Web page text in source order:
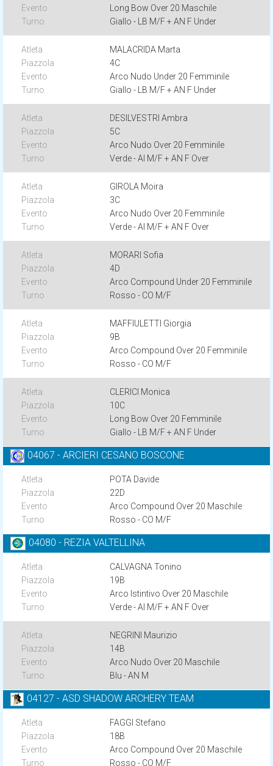
Long Bow Over 20 Maschile
Giallo - LB M/F + AN F Under
MALACRIDA Marta
4C
Arco Nudo Under 20 Femminile
Giallo - LB M/F + AN F Under
DESILVESTRI Ambra
5C
Arco Nudo Over 20 Femminile
Verde - AI M/F + AN F Over
GIROLA Moira
3C
Arco Nudo Over 20 Femminile
Verde - AI M/F + AN F Over
MORARI Sofia
4D
Arco Compound Under 20 Femminile
Rosso - CO M/F
MAFFIULETTI Giorgia
9B
Arco Compound Over 20 Femminile
Rosso - CO M/F
CLERICI Monica
10C
Long Bow Over 20 Femminile
Giallo - LB M/F + AN F Under
04067 - ARCIERI CESANO BOSCONE
POTA Davide
22D
Arco Compound Over 20 Maschile
Rosso - CO M/F
04080 - REZIA VALTELLINA
CALVAGNA Tonino
19B
Arco Istintivo Over 20 Maschile
Verde - AI M/F + AN F Over
NEGRINI Maurizio
14B
Arco Nudo Over 20 Maschile
Blu - AN M
04127 - ASD SHADOW ARCHERY TEAM
FAGGI Stefano
18B
Arco Compound Over 20 Maschile
Rosso - CO M/F